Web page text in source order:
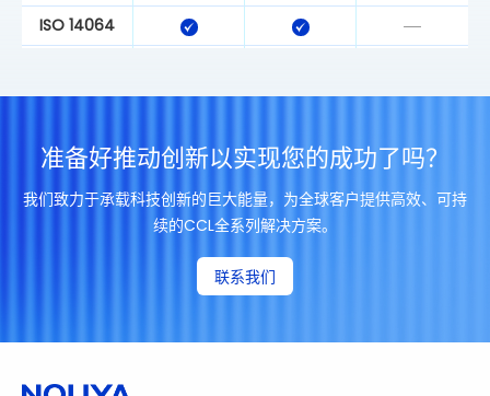
ISO 14064
准备好推动创新以实现您的成功了吗？
我们致力于承载科技创新的巨大能量，为全球客户提供高效、可持
续的CCL全系列解决方案。
联系我们